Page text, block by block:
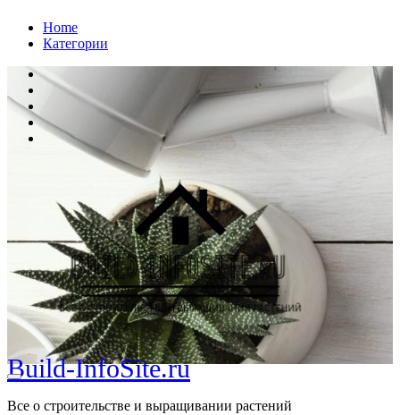
ПерейтиHome
Категории
Build-InfoSite.ru
Все о строительстве и выращивании растений